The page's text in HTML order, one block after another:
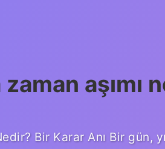
aşımı
Bir Karar Anı Bir gün,